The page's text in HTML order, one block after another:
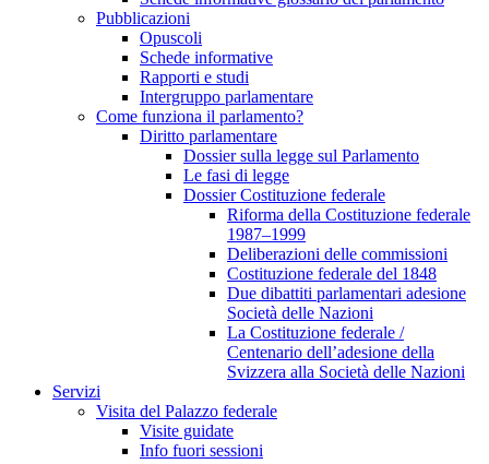
Pubblicazioni
Opuscoli
Schede informative
Rapporti e studi
Intergruppo parlamentare
Come funziona il parlamento?
Diritto parlamentare
Dossier sulla legge sul Parlamento
Le fasi di legge
Dossier Costituzione federale
Riforma della Costituzione federale
1987–1999
Deliberazioni delle commissioni
Costituzione federale del 1848
Due dibattiti parlamentari adesione
Società delle Nazioni
La Costituzione federale /
Centenario dell’adesione della
Svizzera alla Società delle Nazioni
Servizi
Visita del Palazzo federale
Visite guidate
Info fuori sessioni